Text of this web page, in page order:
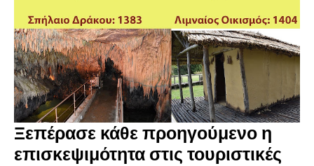
Ξεπέρασε κάθε προηγούμενο η
επισκεψιμότητα στις τουριστικές